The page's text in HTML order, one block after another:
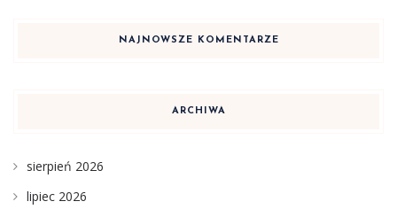
NAJNOWSZE KOMENTARZE
ARCHIWA
sierpień 2026
lipiec 2026